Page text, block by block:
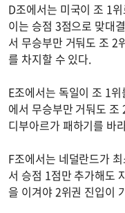
D조에서는 미국이 조 1
이는 승점 3점으로 맞대
서 무승부만 거둬도 조 2
를 차지할 수 있다.
E조에서는 독일이 조 1
에서 무승부만 거둬도
디부아르가 패하기를 바
F조에서는 네덜란드가
서 승점 1점만 추가해도
을 이겨야 2위권 진입이